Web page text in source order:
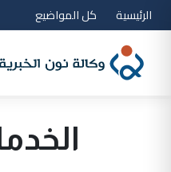
الرئيسية كل المواضيع